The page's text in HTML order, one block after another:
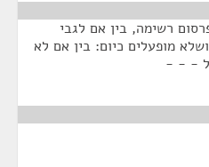
רשימה, בין אם לגבי
מופעלים כיום: בין אם לא
- - -